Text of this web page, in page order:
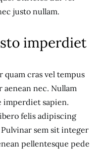
justo nullam.
imperdiet
cras vel tempus
nec. Nullam
imperdiet sapien.
felis adipiscing
sem sit integer
pellentesque pede